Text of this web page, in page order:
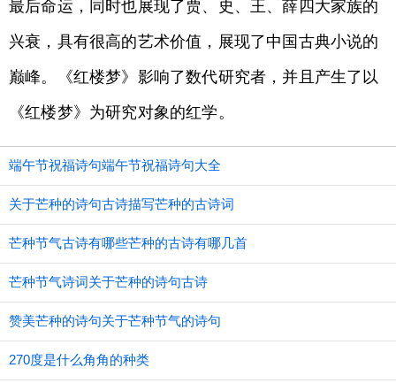
最后命运，同时也展现了贾、史、王、薛四大家族的
兴衰，具有很高的艺术价值，展现了中国古典小说的
巅峰。《红楼梦》影响了数代研究者，并且产生了以
《红楼梦》为研究对象的红学。
端午节祝福诗句端午节祝福诗句大全
关于芒种的诗句古诗描写芒种的古诗词
芒种节气古诗有哪些芒种的古诗有哪几首
芒种节气诗词关于芒种的诗句古诗
赞美芒种的诗句关于芒种节气的诗句
270度是什么角角的种类